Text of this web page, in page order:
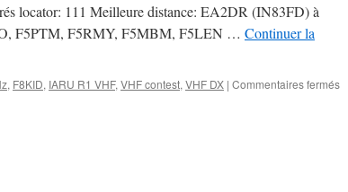
locator: 111 Meilleure distance: EA2DR (IN83FD) à
F5PTM, F5RMY, F5MBM, F5LEN … Continuer la
, F8KID, IARU R1 VHF, VHF contest, VHF DX | Commentaires ferméssur